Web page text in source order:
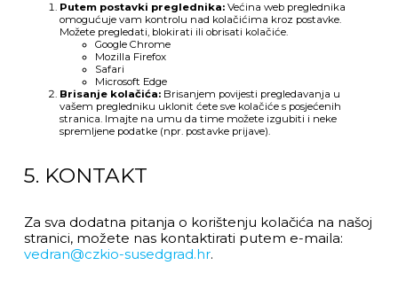
Putem postavki preglednika: Većina web preglednika
omogućuje vam kontrolu nad kolačićima kroz postavke.
Možete pregledati, blokirati ili obrisati kolačiće.
Google Chrome
Mozilla Firefox
Safari
Microsoft Edge
Brisanje kolačića: Brisanjem povijesti pregledavanja u
vašem pregledniku uklonit ćete sve kolačiće s posjećenih
stranica. Imajte na umu da time možete izgubiti i neke
spremljene podatke (npr. postavke prijave).
5. KONTAKT
Za sva dodatna pitanja o korištenju kolačića na našoj
stranici, možete nas kontaktirati putem e-maila:
vedran@czkio-susedgrad.hr.